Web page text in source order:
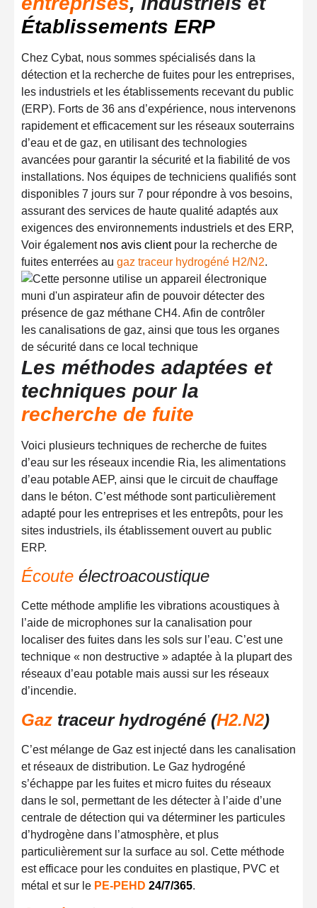
Établissements ERP
Chez Cybat, nous sommes spécialisés dans la
détection et la recherche de fuites pour les entreprises,
les industriels et les établissements recevant du public
(ERP). Forts de 36 ans d’expérience, nous intervenons
rapidement et efficacement sur les réseaux souterrains
d’eau et de gaz, en utilisant des technologies
avancées pour garantir la sécurité et la fiabilité de vos
installations. Nos équipes de techniciens qualifiés sont
disponibles 7 jours sur 7 pour répondre à vos besoins,
assurant des services de haute qualité adaptés aux
exigences des environnements industriels et des ERP,
Voir également nos avis clientpour la recherche de
fuites enterrées au gaz traceur hydrogéné H2/N2.
Les méthodes adaptées et
techniques pour la
recherche de fuite
Voici plusieurs techniques de recherche de fuites
d’eau sur les réseaux incendie Ria, les alimentations
d’eau potable AEP, ainsi que le circuit de chauffage
dans le béton. C’est méthode sont particulièrement
adapté pour les entreprises et les entrepôts, pour les
sites industriels, ils établissement ouvert au public
ERP.
Écoute électroacoustique
Cette méthode amplifie les vibrations acoustiques à
l’aide de microphones sur la canalisation pour
localiser des fuites dans les sols sur l’eau. C’est une
technique « non destructive » adaptée à la plupart des
réseaux d’eau potable mais aussi sur les réseaux
d’incendie.
Gaz traceur hydrogéné (H2.N2)
C’est mélange de Gaz est injecté dans les canalisation
et réseaux de distribution. Le Gaz hydrogéné
s’échappe par les fuites et micro fuites du réseaux
dans le sol, permettant de les détecter à l’aide d’une
centrale de détection qui va déterminer les particules
d’hydrogène dans l’atmosphère, et plus
particulièrement sur la surface au sol. Cette méthode
est efficace pour les conduites en plastique, PVC et
métal et sur le PE-PEHD 24/7/365.